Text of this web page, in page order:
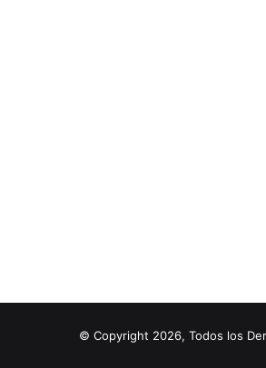
© Copyright 2026, Todos los